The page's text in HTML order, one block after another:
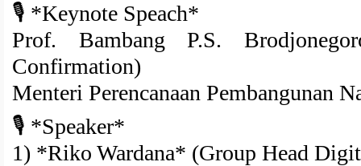
🎙 *Keynote Speach*
Prof. Bambang P.S.
Confirmation)
Menteri Perencanaan Pembangunan
🎙 *Speaker*
1) *Riko Wardana* (Group Head